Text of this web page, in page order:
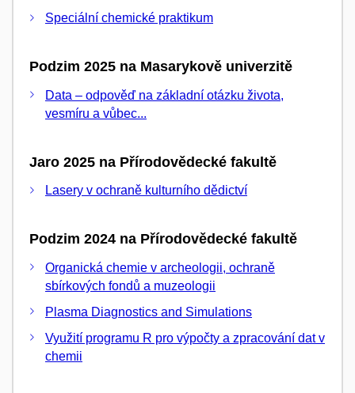
Speciální chemické praktikum
Podzim 2025 na Masarykově univerzitě
Data – odpověď na základní otázku života,
vesmíru a vůbec...
Jaro 2025 na Přírodovědecké fakultě
Lasery v ochraně kulturního dědictví
Podzim 2024 na Přírodovědecké fakultě
Organická chemie v archeologii, ochraně
sbírkových fondů a muzeologii
Plasma Diagnostics and Simulations
Využití programu R pro výpočty a zpracování dat v
chemii